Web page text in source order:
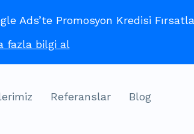
Ads’te Promosyon Kredisi
fazla bilgi al
Referanslar Blog